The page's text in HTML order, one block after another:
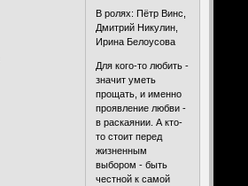
В ролях: Пётр Винс,
Дмитрий Никулин,
Ирина Белоусова
Для кого-то любить -
значит уметь
прощать, и именно
проявление любви -
в раскаянии. А кто-
то стоит перед
жизненным
выбором - быть
честной к самой